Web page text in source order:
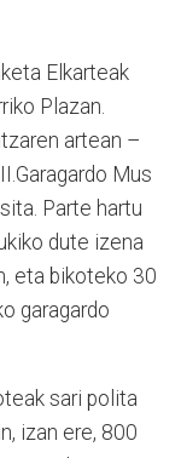
Elkarteak
Plazan.
artean –
Mus
Parte hartu
dute izena
eta bikoteko 30
garagardo
sari polita
izan ere, 800